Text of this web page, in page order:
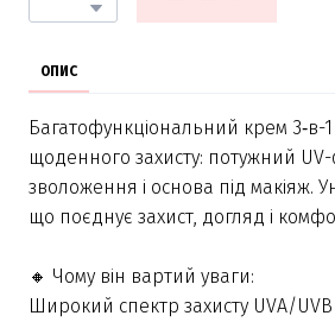
ОПИС
Багатофункціональний крем 3‑в-
щоденного захисту: потужний UV-
зволоження і основа під макіяж.
що поєднує захист, догляд і
🔸 Чому він вартий уваги:
Широкий спектр захисту UVA/